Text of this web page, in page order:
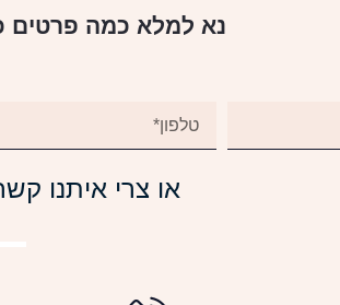
נא למלא כמה פרטים
או צרי איתנו